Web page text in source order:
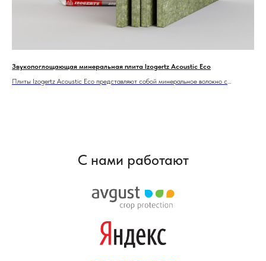
Звукопоглощающая минеральная плита Izogertz Acoustic Eco
Плиты Izogertz Acoustic Eco представляют собой минеральное волокно с
С нами работают